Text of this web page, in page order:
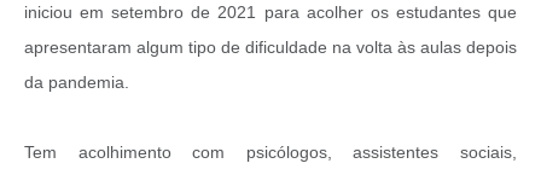
iniciou em setembro de 2021 para acolher os estudantes que
apresentaram algum tipo de dificuldade na volta às aulas depois
da pandemia.
Tem acolhimento com psicólogos, assistentes sociais,